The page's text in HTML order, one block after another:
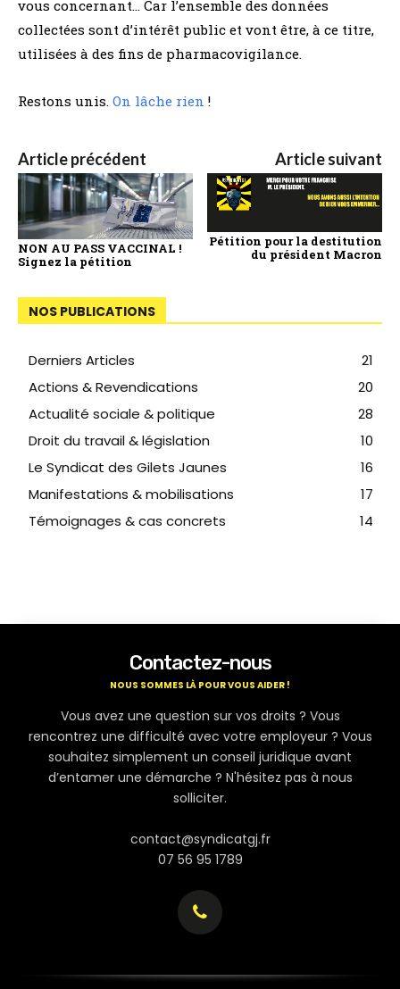
vous concernant… Car l’ensemble des données
collectées sont d’intérêt public et vont être, à ce titre,
utilisées à des fins de pharmacovigilance.
Restons unis. On lâche rien !
Article précédent
NON AU PASS VACCINAL !
Signez la pétition
Article suivant
Pétition pour la destitution
du président Macron
NOS PUBLICATIONS
Derniers Articles
21
Actions & Revendications
20
Actualité sociale & politique
28
Droit du travail & législation
10
Le Syndicat des Gilets Jaunes
16
Manifestations & mobilisations
17
Témoignages & cas concrets
14
Contactez-nous
NOUS SOMMES LÀ POUR VOUS AIDER !
Vous avez une question sur vos droits ? Vous
rencontrez une difficulté avec votre employeur ? Vous
souhaitez simplement un conseil juridique avant
d’entamer une démarche ? N'hésitez pas à nous
solliciter.
contact@syndicatgj.fr
07 56 95 1789